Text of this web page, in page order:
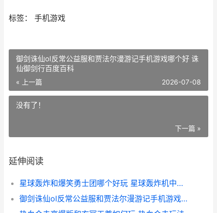
标签： 手机游戏
御剑诛仙ol反常公益服和贾法尔漫游记手机游戏哪个好 诛
仙御剑行百度百科
« 上一篇 2026-07-08
没有了！
下一篇 »
延伸阅读
星球轰炸和爆笑勇士团哪个好玩 星球轰炸机中文版
御剑诛仙ol反常公益服和贾法尔漫游记手机游戏哪个好 诛仙御剑行百度百科